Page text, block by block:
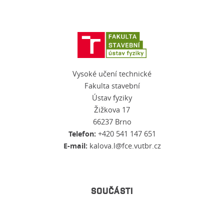
Vysoké učení technické
Fakulta stavební
Ústav fyziky
Žižkova 17
66237 Brno
Telefon: +420 541 147 651
E-mail: kalova.l@fce.vutbr.cz
SOUČÁSTI